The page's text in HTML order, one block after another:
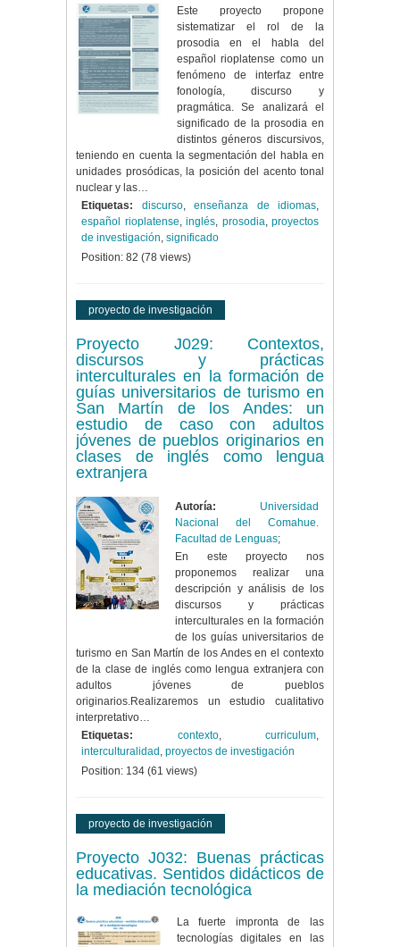
Este proyecto propone
sistematizar el rol de la
prosodia en el habla del
español rioplatense como un
fenómeno de interfaz entre
fonología, discurso y
pragmática. Se analizará el
significado de la prosodia en
distintos géneros discursivos,
teniendo en cuenta la segmentación del habla en
unidades prosódicas, la posición del acento tonal
nuclear y las…
Etiquetas:
discurso, enseñanza de idiomas,
español rioplatense, inglés, prosodia, proyectos
de investigación, significado
Position: 82 (78 views)
proyecto de investigación
Proyecto J029: Contextos,
discursos y prácticas
interculturales en la formación de
guías universitarios de turismo en
San Martín de los Andes: un
estudio de caso con adultos
jóvenes de pueblos originarios en
clases de inglés como lengua
extranjera
Autoría:
Universidad
Nacional del Comahue.
Facultad de Lenguas;
En este proyecto nos
proponemos realizar una
descripción y análisis de los
discursos y prácticas
interculturales en la formación
de los guías universitarios de
turismo en San Martín de los Andes en el contexto
de la clase de inglés como lengua extranjera con
adultos jóvenes de pueblos
originarios.Realizaremos un estudio cualitativo
interpretativo…
Etiquetas:
contexto, curriculum,
interculturalidad , proyectos de investigación
Position: 134 (61 views)
proyecto de investigación
Proyecto J032: Buenas prácticas
educativas. Sentidos didácticos de
la mediación tecnológica
La fuerte impronta de las
tecnologías digitales en las